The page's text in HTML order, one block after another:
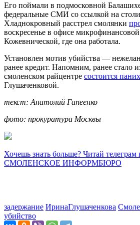
Его поймали в подмосковной
федеральные СМИ со ссылкой на
Хладнокровный расстрел смолянки
воскресенье в офисе
Кожевнической, где она работала.
Установлен мотив убийства —
ранее кредит. Напомним, ранее стало
смоленском райцентре состоится
Глушаченковой.
текст: Анатолий Гапеенко
фото: прокуратура Москвы
Хочешь знать больше? Читай телеграм
СМОЛЕНСКОЕ ИНФОРМБЮРО
задержание ИринаГлушаченкова
убийство